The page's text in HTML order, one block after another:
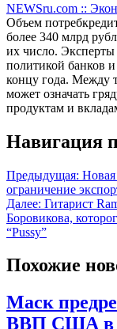
NEWSru.com ::
Объем
более 340 млрд
их число. Эксперты
политикой банков
концу года. Между
может означать
продуктам и
Навигация
Предыдущая:
ограничение
Далее: Гитарист
Боровикова,
“Pussy”
Похожие
Маск
ВВП США в